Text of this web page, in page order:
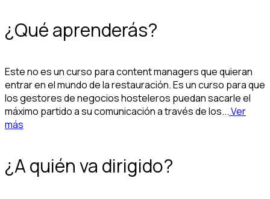
¿Qué aprenderás?
Este no es un curso para content managers que quieran
entrar en el mundo de la restauración. Es un curso para que
los gestores de negocios hosteleros puedan sacarle el
máximo partido a su comunicación a través de los...Ver
más
¿A quién va dirigido?